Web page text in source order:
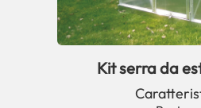
Kit serra da